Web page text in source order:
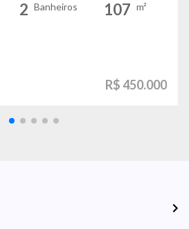
2 Banheiros 107 m²
R$ 450.000